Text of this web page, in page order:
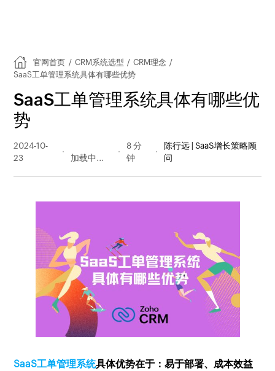
官网首页 / CRM系统选型 / CRM理念 /
SaaS工单管理系统具体有哪些优势
SaaS工单管理系统具体有哪些优
势
2024-10-
23
量
8 分
钟
陈行远 | SaaS增长策略顾
问
SaaS工单管理系统具体优势在于：易于部署、成本效益